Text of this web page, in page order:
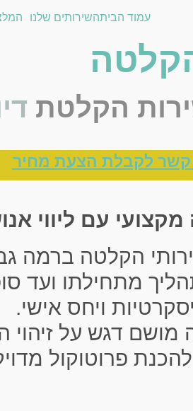
עמוד הביתהשירותים שלנו
הקלטת
קשר לקבלת הצעת מחיר
עם ליווי
הקלטה ברמה
מתחילתו ועד
ויחס אישי.
דגש על זיהוי
פרוטוקול